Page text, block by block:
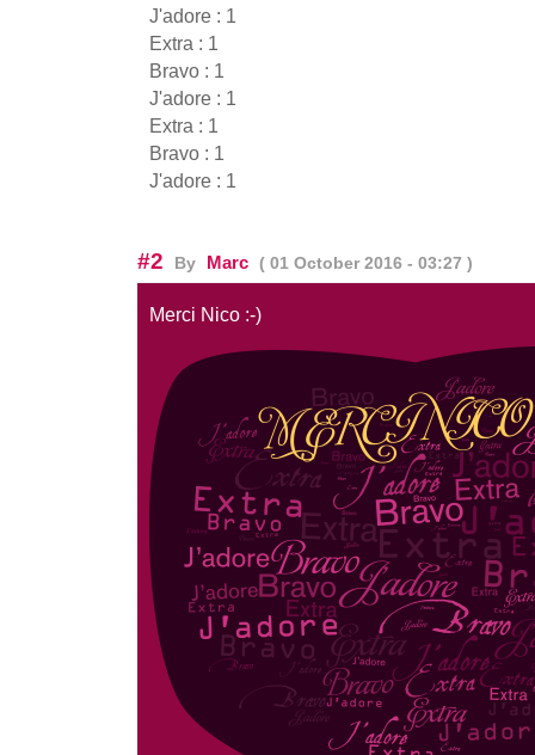
J'adore : 1
Extra : 1
Bravo : 1
J'adore : 1
Extra : 1
Bravo : 1
J'adore : 1
#2 By Marc ( 01 October 2016 - 03:27 )
Merci Nico :-)